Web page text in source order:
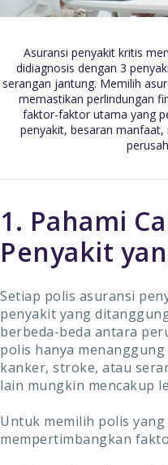
Asuransi penyakit kritis
didiagnosis dengan 3
serangan jantung. Memilih
memastikan perlindungan
faktor-faktor utama yang
penyakit, besaran
1. Pahami
Penyakit
Setiap polis asuransi
penyakit yang
berbeda-beda antara
polis hanya
kanker, stroke, atau
lain mungkin mencakup
Untuk memilih polis
mempertimbangkan